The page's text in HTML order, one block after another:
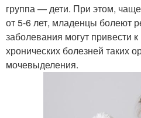
группа — дети. При этом,
от 5-6 лет, младенцы болеют
заболевания могут привести
хронических болезней таких
мочевыделения.